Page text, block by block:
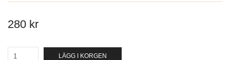
280 kr
LÄGG I KORGEN